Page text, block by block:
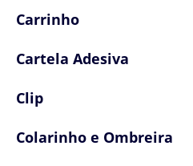
Carrinho
Cartela Adesiva
Clip
Colarinho e Ombreira